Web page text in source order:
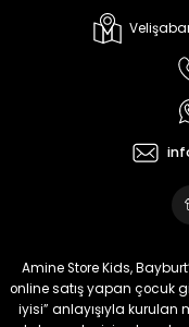
Kampçı Minik Erkek Çocuk
Kampçı Minik Erkek Çocuk
₺ 500
₺ 350
Amine Store Kids,
online satış yapan çocuk
iyisi” anlayışıyla kurulan